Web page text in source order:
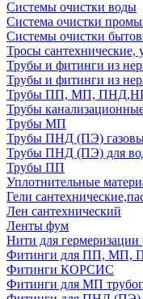
Системы очистки воды
Система очистки
Системы очистки
Тросы сантехнические,
Трубы и фитинги из
Трубы и фитинги из
Трубы ПП, МП,
Трубы
Трубы МП
Трубы ПНД (ПЭ)
Трубы ПНД (ПЭ) для
Трубы ПП
Уплотнительные
Гели
Лен сантехнический
Ленты фум
Нити для гермеризации
Фитинги для ПП, МП,
Фитинги КОРСИС
Фитинги для МП